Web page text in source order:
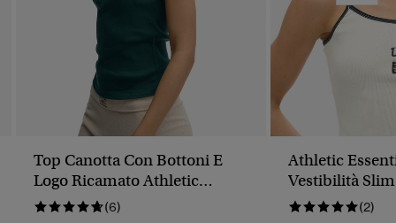
Top Canotta Con Bottoni E
Logo Ricamato Athletic
Essentials(6)
Athletic
Vestibilità Slim
(2)